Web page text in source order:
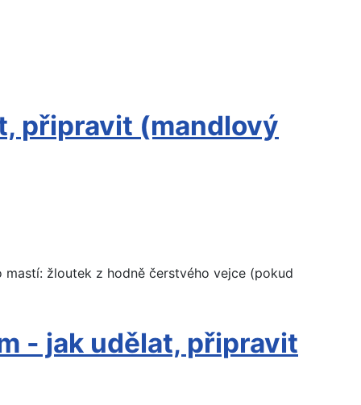
připravit (mandlový
žloutek z hodně čerstvého vejce (pokud
- jak udělat, připravit